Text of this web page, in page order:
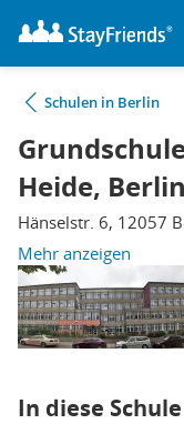
Schulen in Berlin
Heide, Berlin
Hänselstr. 6, 12057
Mehr anzeigen
In diese